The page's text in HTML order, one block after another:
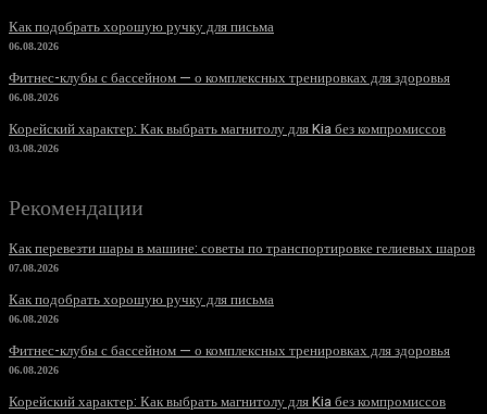
Как подобрать хорошую ручку для письма
06.08.2026
Фитнес-клубы с бассейном — о комплексных тренировках для здоровья
06.08.2026
Корейский характер: Как выбрать магнитолу для Kia без компромиссов
03.08.2026
Рекомендации
Как перевезти шары в машине: советы по транспортировке гелиевых шаров
07.08.2026
Как подобрать хорошую ручку для письма
06.08.2026
Фитнес-клубы с бассейном — о комплексных тренировках для здоровья
06.08.2026
Корейский характер: Как выбрать магнитолу для Kia без компромиссов